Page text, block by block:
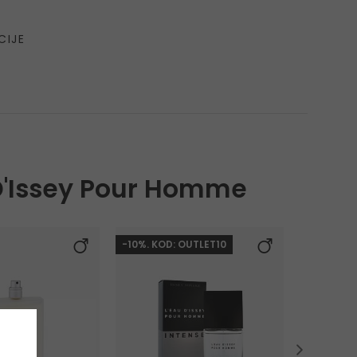
Pour Homme
-10%. KOD: OUTLET10